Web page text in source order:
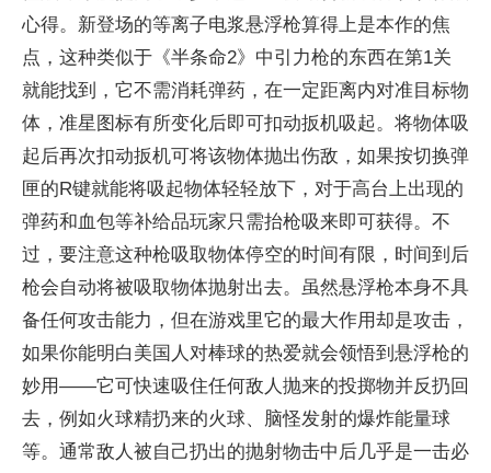
心得。新登场的等离子电浆悬浮枪算得上是本作的焦
点，这种类似于《半条命2》中引力枪的东西在第1关
就能找到，它不需消耗弹药，在一定距离内对准目标物
体，准星图标有所变化后即可扣动扳机吸起。将物体吸
起后再次扣动扳机可将该物体抛出伤敌，如果按切换弹
匣的R键就能将吸起物体轻轻放下，对于高台上出现的
弹药和血包等补给品玩家只需抬枪吸来即可获得。不
过，要注意这种枪吸取物体停空的时间有限，时间到后
枪会自动将被吸取物体抛射出去。虽然悬浮枪本身不具
备任何攻击能力，但在游戏里它的最大作用却是攻击，
如果你能明白美国人对棒球的热爱就会领悟到悬浮枪的
妙用——它可快速吸住任何敌人抛来的投掷物并反扔回
去，例如火球精扔来的火球、脑怪发射的爆炸能量球
等。通常敌人被自己扔出的抛射物击中后几乎是一击必